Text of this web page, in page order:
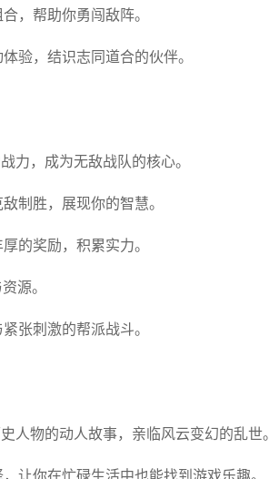
，帮助你勇闯敌阵。
验，结识志同道合的伙伴。
力，成为无敌战队的核心。
制胜，展现你的智慧。
的奖励，积累实力。
源。
张刺激的帮派战斗。
人物的动人故事，亲临风云变幻的乱世。
让你在忙碌生活中也能找到游戏乐趣。